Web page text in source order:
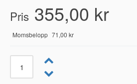
Pris 355,00 kr
Momsbelopp 71,00 kr